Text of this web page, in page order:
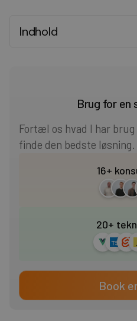
Indhold
Heading 4
Heading 5
Brug for en
Fortæl os hvad I har
finde den bedste løsning.
16+
20+
Book